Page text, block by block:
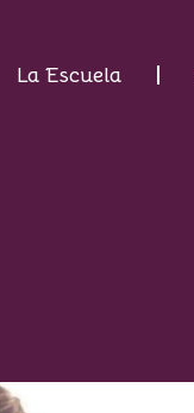
La Escuela